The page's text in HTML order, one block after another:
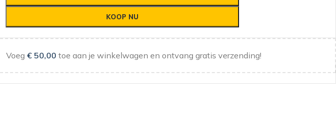
KOOP NU
Voeg € 50,00 toe aan je winkelwagen en ontvang gratis verzending!